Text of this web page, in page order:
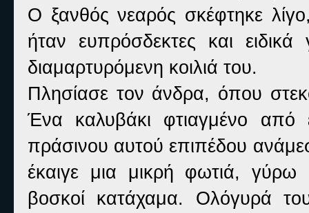
Ο ξανθός νεαρός σκέφτηκε
ήταν ευπρόσδεκτες και
διαμαρτυρόμενη κοιλιά του.
Πλησίασε τον άνδρα, όπου
Ένα καλυβάκι φτιαγμένο από
πράσινου αυτού επιπέδου
έκαιγε μια μικρή φωτιά,
βοσκοί κατάχαμα. Ολόγυρά